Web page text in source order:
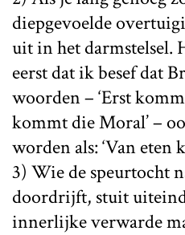
diepgevoelde
uit in het darmstelsel.
eerst dat ik besef dat
woorden – ‘Erst
kommt die Moral’ –
worden als: ‘Van eten
3) Wie de speurtocht
doordrijft, stuit
innerlijke verwarde